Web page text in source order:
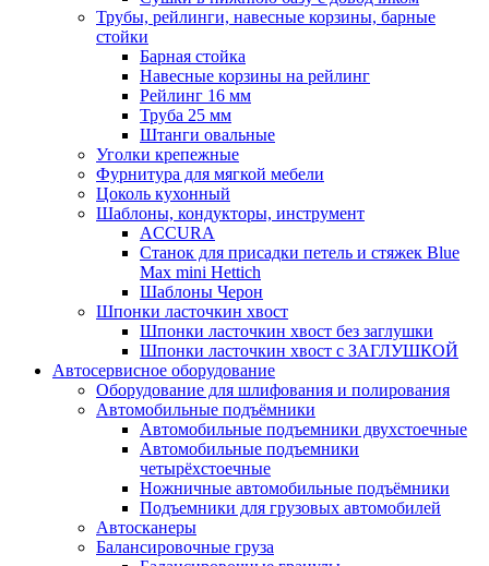
Трубы, рейлинги, навесные корзины, барные
стойки
Барная стойка
Навесные корзины на рейлинг
Рейлинг 16 мм
Труба 25 мм
Штанги овальные
Уголки крепежные
Фурнитура для мягкой мебели
Цоколь кухонный
Шаблоны, кондукторы, инструмент
ACCURA
Станок для присадки петель и стяжек Blue
Max mini Hettich
Шаблоны Черон
Шпонки ласточкин хвост
Шпонки ласточкин хвост без заглушки
Шпонки ласточкин хвост с ЗАГЛУШКОЙ
Автосервисное оборудование
Оборудование для шлифования и полирования
Автомобильные подъёмники
Автомобильные подъемники двухстоечные
Автомобильные подъемники
четырёхстоечные
Ножничные автомобильные подъёмники
Подъемники для грузовых автомобилей
Автосканеры
Балансировочные груза